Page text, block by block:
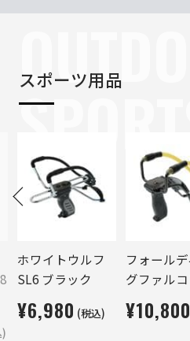
スポーツ用品
SPORTS
ホワイトウルフ
SL6 ブラック
¥6,980 (税込)
フォール
グファル
¥10,800